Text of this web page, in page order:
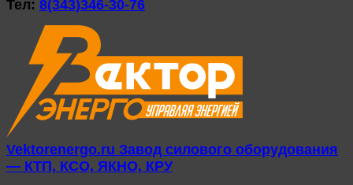
Тел: 8(343)346-30-76
Vektorenergo.ru Завод силового оборудования
— КТП, КСО, ЯКНО, КРУ